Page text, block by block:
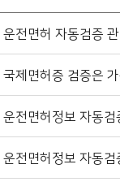
운전면허 자동검증
국제면허증 검증은
운전면허정보 자동검
운전면허정보 자동검